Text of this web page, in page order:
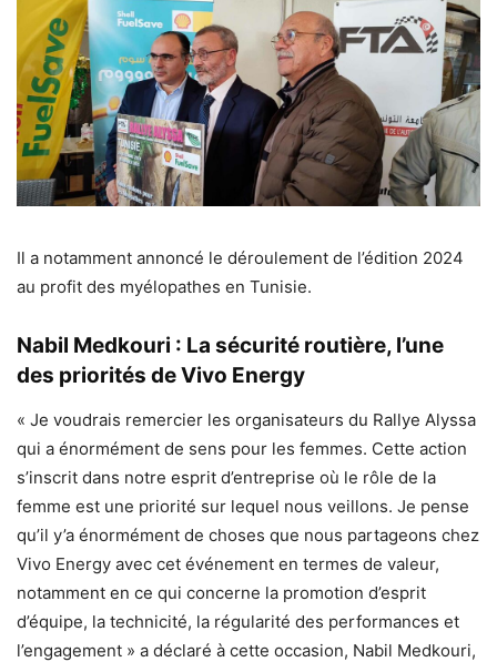
Il a notamment annoncé le déroulement de l’édition 2024
au profit des myélopathes en Tunisie.
Nabil Medkouri : La sécurité routière, l’une
des priorités de Vivo Energy
« Je voudrais remercier les organisateurs du Rallye Alyssa
qui a énormément de sens pour les femmes. Cette action
s’inscrit dans notre esprit d’entreprise où le rôle de la
femme est une priorité sur lequel nous veillons. Je pense
qu’il y’a énormément de choses que nous partageons chez
Vivo Energy avec cet événement en termes de valeur,
notamment en ce qui concerne la promotion d’esprit
d’équipe, la technicité, la régularité des performances et
l’engagement » a déclaré à cette occasion, Nabil Medkouri,